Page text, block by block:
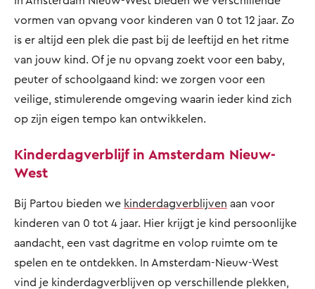
vormen van opvang voor kinderen van 0 tot 12 jaar. Zo
is er altijd een plek die past bij de leeftijd en het ritme
van jouw kind. Of je nu opvang zoekt voor een baby,
peuter of schoolgaand kind: we zorgen voor een
veilige, stimulerende omgeving waarin ieder kind zich
op zijn eigen tempo kan ontwikkelen.
Kinderdagverblijf in Amsterdam Nieuw-
West
Bij Partou bieden we kinderdagverblijven aan voor
kinderen van 0 tot 4 jaar. Hier krijgt je kind persoonlijke
aandacht, een vast dagritme en volop ruimte om te
spelen en te ontdekken. In Amsterdam-Nieuw-West
vind je kinderdagverblijven op verschillende plekken,